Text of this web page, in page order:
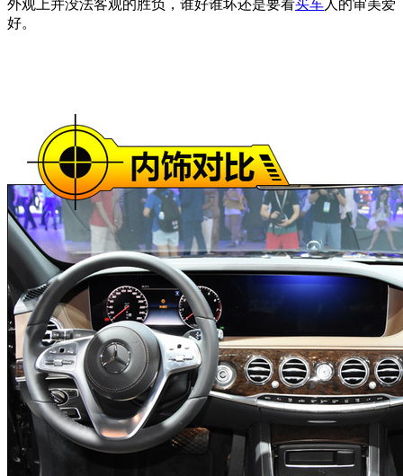
外观上并没法客观的胜负，谁好谁坏还是要看买车人的审美爱
好。